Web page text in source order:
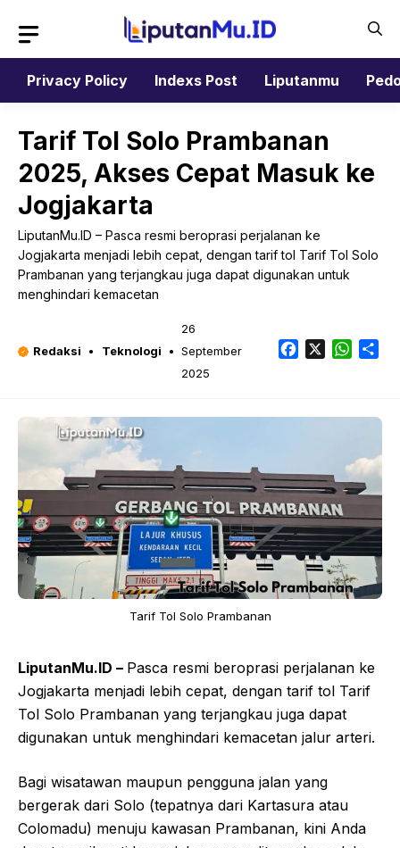
isi
Privacy Policy
Indexs Post Liputanmu
Tarif Tol Solo Prambanan
2025, Akses Cepat Masuk ke
Jogjakarta
LiputanMu.ID – Pasca resmi beroprasi perjalanan ke
Jogjakarta menjadi lebih cepat, dengan tarif tol Tarif Tol Solo
Prambanan yang terjangkau juga dapat digunakan untuk
menghindari kemacetan
Redaksi Teknologi
26
September
2025
Facebook
Tarif Tol Solo Prambanan
LiputanMu.ID – Pasca resmi beroprasi perjalanan ke
Jogjakarta menjadi lebih cepat, dengan tarif tol Tarif
Tol Solo Prambanan yang terjangkau juga dapat
digunakan untuk menghindari kemacetan jalur arteri.
Bagi wisatawan maupun pengguna jalan yang
bergerak dari Solo (tepatnya dari Kartasura atau
Colomadu) menuju kawasan Prambanan, kini Anda